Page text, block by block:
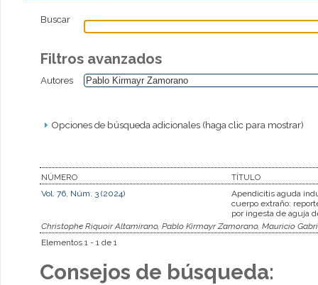
Buscar
Filtros avanzados
Autores
Opciones de búsqueda adicionales (haga clic para mostrar)
NÚMERO
TÍTULO
Vol. 76, Núm. 3 (2024)
Apendicitis aguda
cuerpo extraño:
por ingesta de aguja
Christophe Riquoir Altamirano, Pablo Kirmayr Zamorano, Mauricio
Elementos 1 - 1 de 1
Consejos de búsqueda: